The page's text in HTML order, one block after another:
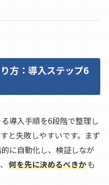
方：導入ステップ6
導入手順を6段階で整理し
と失敗しやすいです。まず
に自動化し、検証しなが
何を先に決めるべきかも